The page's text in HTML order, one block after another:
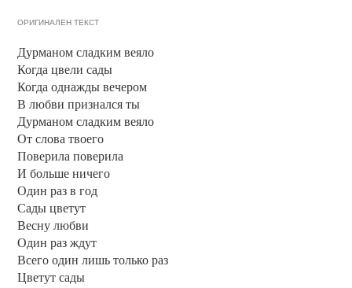
ОРИГИНАЛЕН ТЕКСТ
Дурманом сладким веяло
Когда цвели сады
Когда однажды вечером
В любви признался ты
Дурманом сладким веяло
От слова твоего
Поверила поверила
И больше ничего
Один раз в год
Сады цветут
Весну любви
Один раз ждут
Всего один лишь только раз
Цветут сады